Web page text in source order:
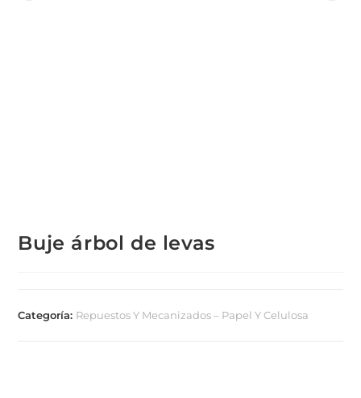
Buje árbol de levas
Categoría: Repuestos Y Mecanizados – Papel Y Celulosa